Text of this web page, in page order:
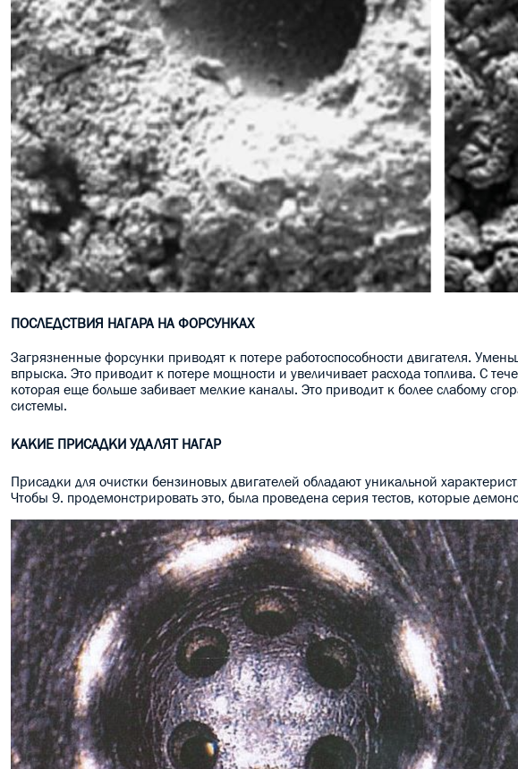
ПОСЛЕДСТВИЯ НАГАРА НА ФОРСУНКАХ
Загрязненные форсунки приводят к потере работоспособности двигателя.
впрыска. Это приводит к потере мощности и увеличивает расхода топлива. С
которая еще больше забивает мелкие каналы. Это приводит к более слабому
системы.
КАКИЕ ПРИСАДКИ УДАЛЯТ НАГАР
Присадки для очистки бензиновых двигателей обладают уникальной
Чтобы 9. продемонстрировать это, была проведена серия тестов, которые